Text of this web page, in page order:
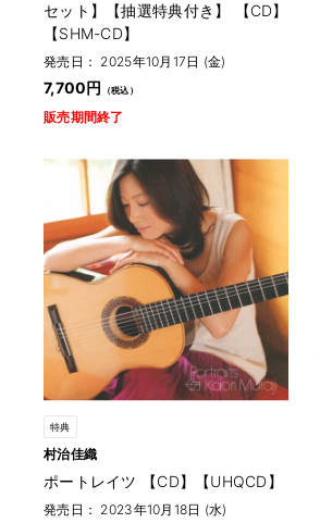
セット】【抽選特典付き】 【CD】
【SHM-CD】
発売日： 2025年10月17日 (金)
7,700円
販売期間終了
特典
村治佳織
ポートレイツ 【CD】【UHQCD】
発売日： 2023年10月18日 (水)